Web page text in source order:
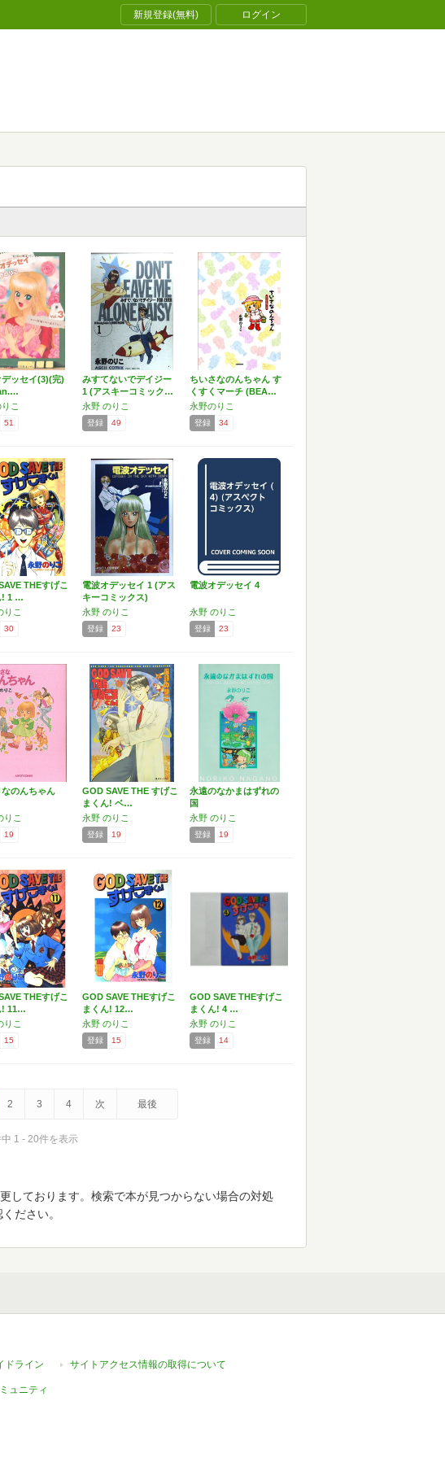
新規登録(無料) ログイン
デッセイ(3)(完)
こ
51
みすてないでデイジー
1 (アスキーコミック…
永野 のりこ
登録 49
ちいさなのんちゃん す
くすくマーチ (BEA…
永野のりこ
登録 34
THEすげこ
! 1 …
りこ
30
電波オデッセイ 1 (アス
キーコミックス)
永野 のりこ
登録 23
電波オデッセイ 4
永野 のりこ
登録 23
なのんちゃん
りこ
19
GOD SAVE THE すげこ
まくん! ベ…
永野 のりこ
登録 19
永遠のなかまはずれの
国
永野 のりこ
登録 19
THEすげこ
! 11…
りこ
15
GOD SAVE THEすげこ
まくん! 12…
永野 のりこ
登録 15
GOD SAVE THEすげこ
まくん! 4 …
永野 のりこ
登録 14
2 3 4 次 最後
1 - 20件を表示
しております。検索で本が見つからない場合の対処
ださい。
ドライン サイトアクセス情報の取得について
ュニティ